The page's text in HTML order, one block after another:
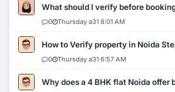
What should I verify before
0 Thursday a31 8:01 AM
How to Verify property in Noida
0 Thursday a31 6:57 AM
Why does a 4 BHK flat Noida offer